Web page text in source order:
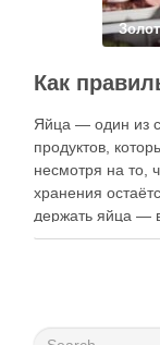
Яйца — один из
продуктов,
несмотря на то,
хранения
держать яйца —
зависит от